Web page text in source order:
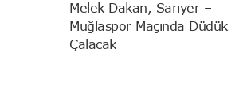
Melek Dakan, Sarıyer –
Muğlaspor Maçında Düdük
Çalacak